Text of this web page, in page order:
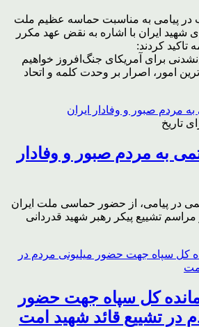
در پیامی به مناسبت حماسه عظیم ملت
شهید ایران با اشاره به نقض عهد مکرر
تاکید کردند:
برای آمریکای جنگ‌افروز خواهیم
امور، اصرار بر وحدت کلمه و اتحاد
تاریخ
به مردم صبور و وفادار
در پیامی، از حضور حماسی ملت ایران
مراسم تشییع پیکر رهبر شهید قدردانی
کل سپاه جهت حضور
در تشییع قائد شهید امت